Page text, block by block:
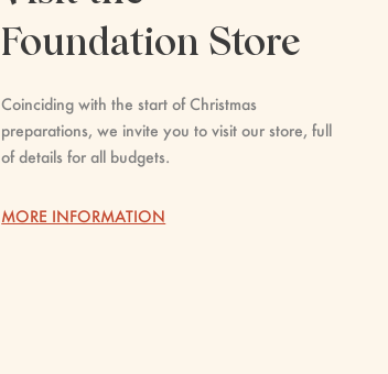
Foundation Store
Coinciding with the start of Christmas
preparations, we invite you to visit our store, full
of details for all budgets.
MORE INFORMATION